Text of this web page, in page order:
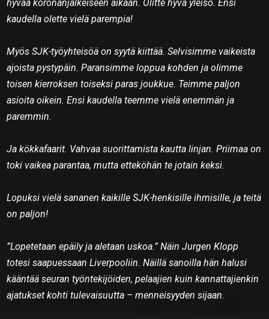
hyvää koronanjälkeiseen aikaan. Olitte hyvä yleisö. Ensi
kaudella olette vielä parempia!
Myös SJK-työyhteisöä on syytä kiittää. Selvisimme vaikeista
ajoista pystypäin. Paransimme loppua kohden ja olimme
toisen kierroksen toiseksi paras joukkue. Teimme paljon
asioita oikein. Ensi kaudella teemme vielä enemmän ja
paremmin.
Ja kökkafaarit. Vahvaa suorittamista kautta linjan. Priimaa on
toki vaikea parantaa, mutta etteköhän te jotain keksi.
Lopuksi vielä sananen kaikille SJK-henkisille ihmisille, ja teitä
on paljon!
”Lopetetaan epäily ja aletaan uskoa.” Näin Jurgen Klopp
totesi saapuessaan Liverpooliin. Näillä sanoilla hän halusi
kääntää seuran työntekijöiden, pelaajien kuin kannattajienkin
ajatukset kohti tulevaisuutta – menneisyyden sijaan.